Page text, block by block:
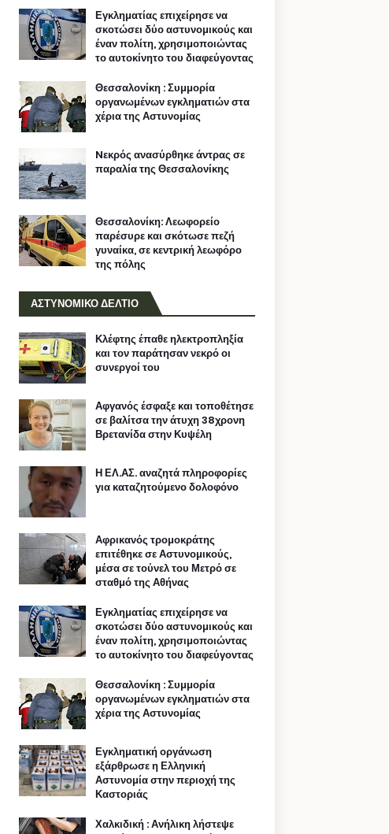
Εγκληματίας επιχείρησε να
σκοτώσει δύο αστυνομικούς και
έναν πολίτη, χρησιμοποιώντας
το αυτοκίνητο του διαφεύγοντας
Θεσσαλονίκη : Συμμορία
οργανωμένων εγκληματιών στα
χέρια της Αστυνομίας
Nεκρός ανασύρθηκε άντρας σε
παραλία της Θεσσαλονίκης
Θεσσαλονίκη: Λεωφορείο
παρέσυρε και σκότωσε πεζή
γυναίκα, σε κεντρική λεωφόρο
της πόλης
ΑΣΤΥΝΟΜΙΚΟ ΔΕΛΤΙΟ
Κλέφτης έπαθε ηλεκτροπληξία
και τον παράτησαν νεκρό οι
συνεργοί του
Αφγανός έσφαξε και τοποθέτησε
σε βαλίτσα την άτυχη 38χρονη
Βρετανίδα στην Κυψέλη
Η ΕΛ.ΑΣ. αναζητά πληροφορίες
για καταζητούμενο δολοφόνο
Αφρικανός τρομοκράτης
επιτέθηκε σε Αστυνομικούς,
μέσα σε τούνελ του Μετρό σε
σταθμό της Αθήνας
Εγκληματίας επιχείρησε να
σκοτώσει δύο αστυνομικούς και
έναν πολίτη, χρησιμοποιώντας
το αυτοκίνητο του διαφεύγοντας
Θεσσαλονίκη : Συμμορία
οργανωμένων εγκληματιών στα
χέρια της Αστυνομίας
Εγκληματική οργάνωση
εξάρθρωσε η Ελληνική
Αστυνομία στην περιοχή της
Καστοριάς
Χαλκιδική : Ανήλικη λήστεψε